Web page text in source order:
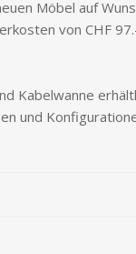
Möbel auf
von CHF
Kabelwanne
und